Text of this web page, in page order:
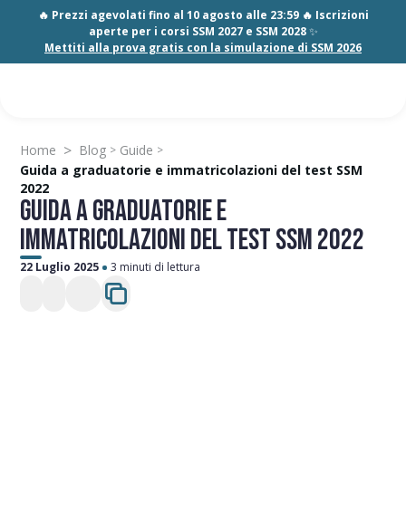
🔥 Prezzi agevolati fino al 10 agosto alle 23:59 🔥 Iscrizioni
aperte per i corsi SSM 2027 e SSM 2028✨
Mettiti alla prova gratis con la simulazione di SSM 2026
Home > Blog > Guide >
Guida a graduatorie e immatricolazioni del test SSM
2022
GUIDA A GRADUATORIE E
IMMATRICOLAZIONI DEL TEST SSM 2022
22 Luglio 2025 3 minuti di lettura